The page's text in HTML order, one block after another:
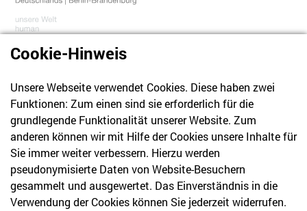
030 61 39 04 10
info@hvd-bb.de
Newsletter
Bleiben Sie mit unserem Newsletter auf dem aktuellsten
Stand mit Themen, die Sie interessieren.
Cookie-Hinweis
Unsere Webseite verwendet Cookies. Diese haben zwei
Funktionen: Zum einen sind sie erforderlich für die
grundlegende Funktionalität unserer Website. Zum
anderen können wir mit Hilfe der Cookies unsere Inhalte für
Sie immer weiter verbessern. Hierzu werden
pseudonymisierte Daten von Website-Besuchern
gesammelt und ausgewertet. Das Einverständnis in die
Verwendung der Cookies können Sie jederzeit widerrufen.